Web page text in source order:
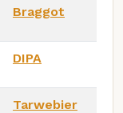
Braggot
DIPA
Tarwebier